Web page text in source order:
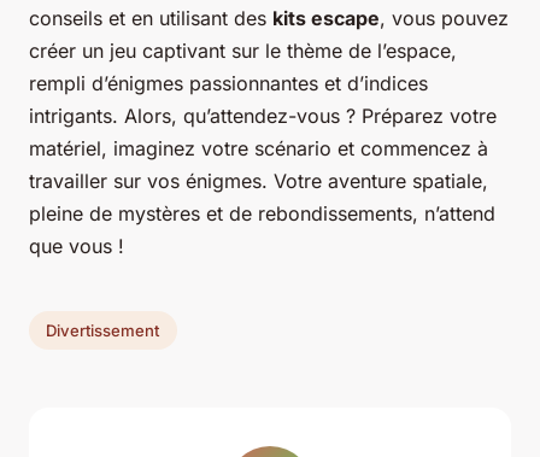
conseils et en utilisant des kits escape, vous pouvez
créer un jeu captivant sur le thème de l’espace,
rempli d’énigmes passionnantes et d’indices
intrigants. Alors, qu’attendez-vous ? Préparez votre
matériel, imaginez votre scénario et commencez à
travailler sur vos énigmes. Votre aventure spatiale,
pleine de mystères et de rebondissements, n’attend
que vous !
Divertissement